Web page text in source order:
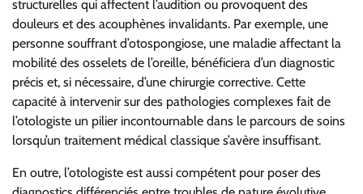
structurelles qui affectent l’audition ou provoquent des
douleurs et des acouphènes invalidants. Par exemple, une
personne souffrant d’otospongiose, une maladie affectant la
mobilité des osselets de l’oreille, bénéficiera d’un diagnostic
précis et, si nécessaire, d’une chirurgie corrective. Cette
capacité à intervenir sur des pathologies complexes fait de
l’otologiste un pilier incontournable dans le parcours de soins
lorsqu’un traitement médical classique s’avère insuffisant.
En outre, l’otologiste est aussi compétent pour poser des